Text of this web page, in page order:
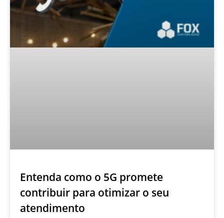
Entenda como o 5G promete
contribuir para otimizar o seu
atendimento